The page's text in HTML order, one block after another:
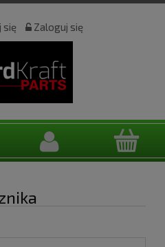
się Zaloguj się